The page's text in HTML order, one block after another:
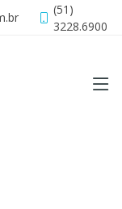
(51)
3228.6900